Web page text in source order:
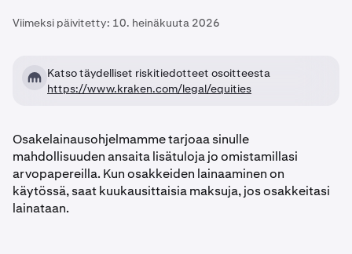
Viimeksi päivitetty: 10. heinäkuuta 2026
Katso täydelliset riskitiedotteet osoitteesta
https://www.kraken.com/legal/equities
Osakelainausohjelmamme tarjoaa sinulle
mahdollisuuden ansaita lisätuloja jo omistamillasi
arvopapereilla. Kun osakkeiden lainaaminen on
käytössä, saat kuukausittaisia maksuja, jos osakkeitasi
lainataan.